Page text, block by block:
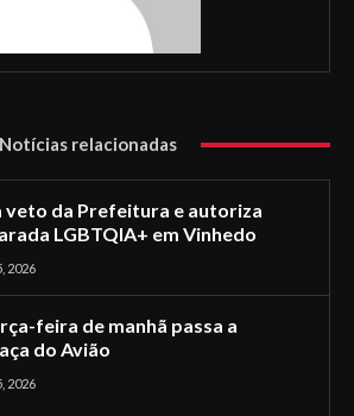
Notícias relacionadas
veto da Prefeitura e autoriza
LGBTQIA+ em Vinhedo
2026
feira de manhã passa a
do Avião
2026